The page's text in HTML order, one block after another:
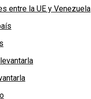
entre la UE y Venezuela